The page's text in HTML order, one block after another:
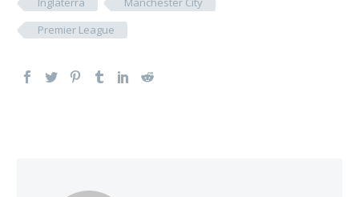
Premier League